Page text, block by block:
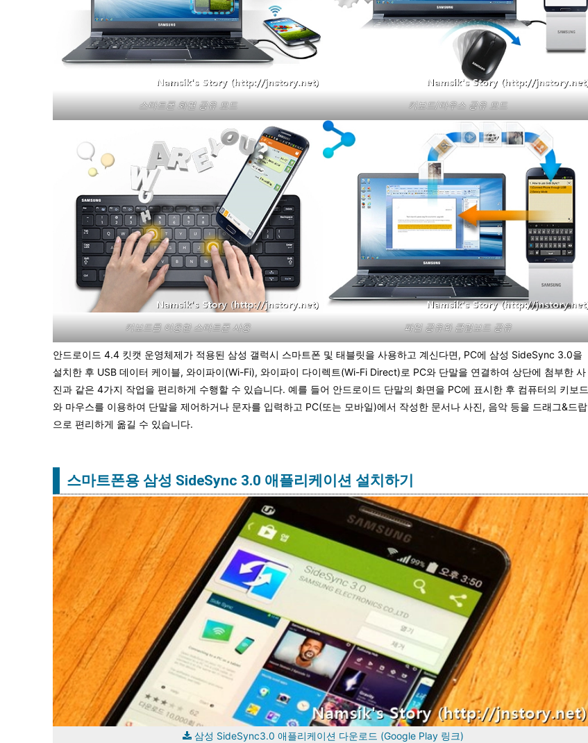
스마트폰 화면 공유 모드 키보드/마우스 공유 모드
키보드를 이용한 스마트폰 사용 파일 공유와 클립보드 공유
안드로이드 4.4 킷캣 운영체제가 적용된 삼성 갤럭시 스마트폰 및 태블릿을 사용하고 계신다면, PC에 삼성 SideSync 3.0을
설치한 후 USB 데이터 케이블, 와이파이(Wi-Fi), 와이파이 다이렉트(Wi-Fi Direct)로 PC와 단말을 연결하여 상단에 첨부한 사
진과 같은 4가지 작업을 편리하게 수행할 수 있습니다. 예를 들어 안드로이드 단말의 화면을 PC에 표시한 후 컴퓨터의 키보드
와 마우스를 이용하여 단말을 제어하거나 문자를 입력하고 PC(또는 모바일)에서 작성한 문서나 사진, 음악 등을 드래그&드랍
으로 편리하게 옮길 수 있습니다.
스마트폰용 삼성 SideSync 3.0 애플리케이션 설치하기
삼성 SideSync3.0 애플리케이션 다운로드 (Google Play 링크)